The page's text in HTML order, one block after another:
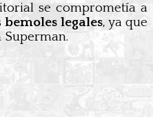
se comprometía a
bemoles legales, ya que